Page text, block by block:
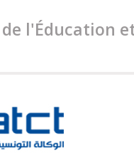
l'Éducation